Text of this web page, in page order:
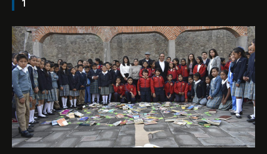
1